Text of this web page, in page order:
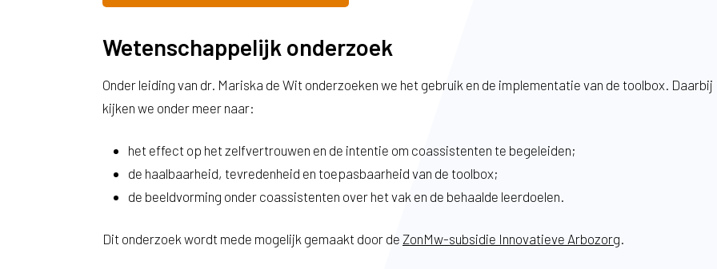
Wetenschappelijk onderzoek
Onder leiding van dr. Mariska de Wit onderzoeken we het gebruik en de implementatie van de toolbox. Daarbij
kijken we onder meer naar:
het effect op het zelfvertrouwen en de intentie om coassistenten te begeleiden;
de haalbaarheid, tevredenheid en toepasbaarheid van de toolbox;
de beeldvorming onder coassistenten over het vak en de behaalde leerdoelen.
Dit onderzoek wordt mede mogelijk gemaakt door de ZonMw-subsidie Innovatieve Arbozorg.